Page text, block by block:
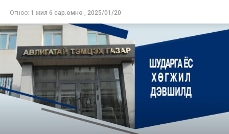
Огноо: 1 жил 6 сар.өмнө , 2025/01/20